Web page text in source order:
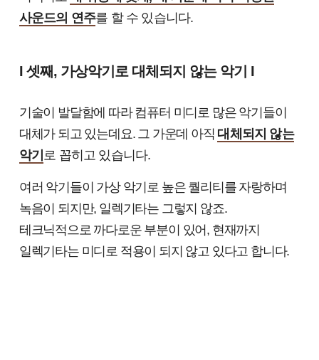
사운드의 연주를 할 수 있습니다.
I 셋째, 가상악기로 대체되지 않는 악기 I
기술이 발달함에 따라 컴퓨터 미디로 많은 악기들이
대체가 되고 있는데요. 그 가운데 아직 대체되지 않는
악기 로 꼽히고 있습니다.
여러 악기들이 가상 악기로 높은 퀄리티를 자랑하며
녹음이 되지만, 일렉기타는 그렇지 않죠.
테크닉적으로 까다로운 부분이 있어, 현재까지
일렉기타는 미디로 적용이 되지 않고 있다고 합니다.